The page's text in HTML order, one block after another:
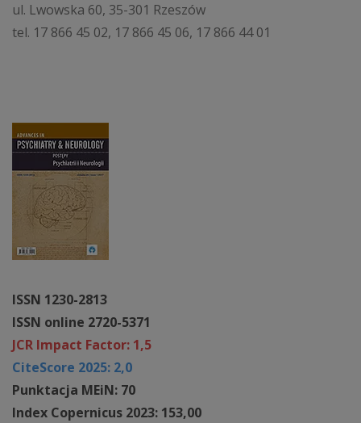
ISSN 1230-2813
ISSN online 2720-5371
JCR Impact Factor: 1,5
CiteScore 2025: 2,0
Punktacja MEiN: 70
Index Copernicus 2023: 153,00
ul. Lwowska 60, 35-301 Rzeszów
tel. 17 866 45 02, 17 866 45 06, 17 866 44 01